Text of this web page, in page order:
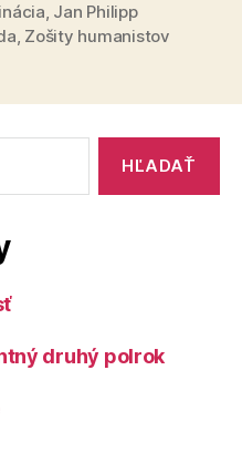
, Jan Philipp
, Zošity humanistov
druhý polrok